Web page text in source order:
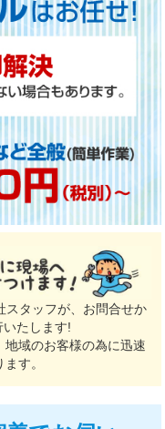
スタッフが、お問合せか
たします!
地域のお客様の為に迅速
す。